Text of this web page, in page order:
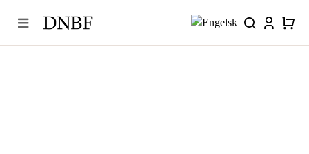
content